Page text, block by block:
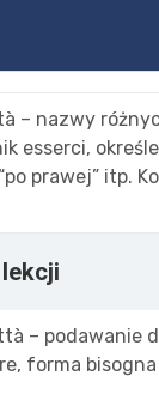
– nazwy
esserci,
prawej” itp.
– podawanie
forma bisogna